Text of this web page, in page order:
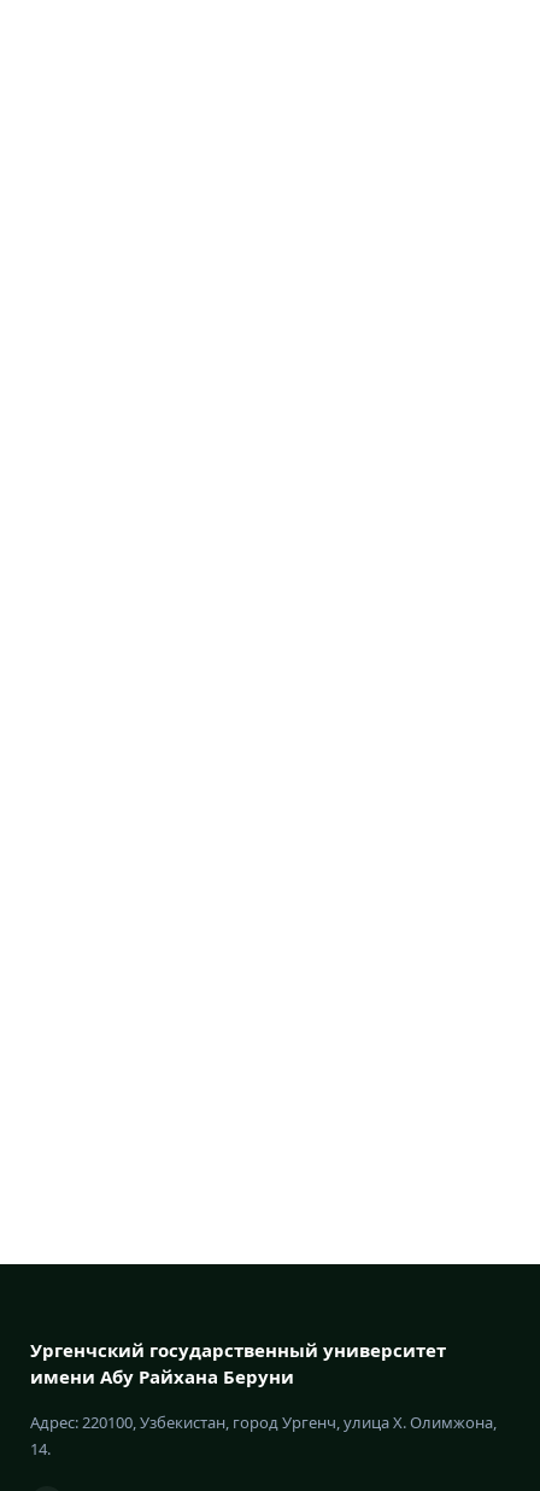
Ургенчский государственный университет
имени Абу Райхана Беруни
Адрес: 220100, Узбекистан, город Ургенч, улица Х. Олимжона,
14.